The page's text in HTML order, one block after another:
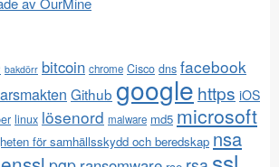
bakdörr bitcoin chrome Cisco dns facebook
Github google https iOS
linux lösenord malware md5 microsoft
för samhällsskydd och beredskap nsa